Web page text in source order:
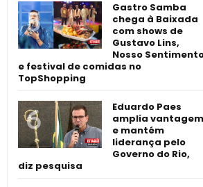
Gastro Samba
chega à Baixada
com shows de
Gustavo Lins,
Nosso
e festival de comidas no
TopShopping
Eduardo Paes
amplia vantagem
e mantém
liderança pelo
Governo do Rio,
diz pesquisa